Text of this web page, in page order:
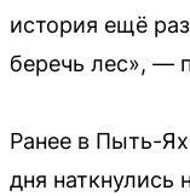
история ещё
беречь лес», —
Ранее в Пыть-
дня наткнулись